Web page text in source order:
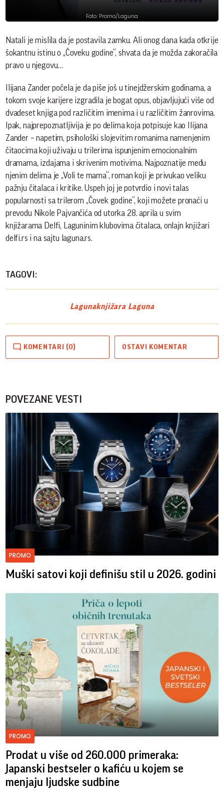
Foto: Promo/Laguna
Natali je mislila da je postavila zamku. Ali onog dana kada otkrije
šokantnu istinu o „Čoveku godine“, shvata da je možda zakoračila
pravo u njegovu…
Ilijana Zander počela je da piše još u tinejdžerskim godinama, a
tokom svoje karijere izgradila je bogat opus, objavljujući više od
dvadeset knjiga pod različitim imenima i u različitim žanrovima.
Ipak, najprepoznatljivija je po delima koja potpisuje kao Ilijana
Zander – napetim, psihološki slojevitim romanima namenjenim
čitaocima koji uživaju u trilerima ispunjenim emocionalnim
dramama, izdajama i skrivenim motivima. Najpoznatije među
njenim delima je „Voli te mama“, roman koji je privukao veliku
pažnju čitalaca i kritike. Uspeh joj je potvrdio i novi talas
popularnosti sa trilerom „Čovek godine“, koji možete pronaći u
prevodu Nikole Pajvančića od utorka 28. aprila u svim
knjižarama Delfi, Laguninim klubovima čitalaca, onlajn knjižari
delfi.rs i na sajtu laguna.rs.
TAGOVI:
Lagunaknjižara Laguna
KOMENTARI (0) OSTAVI KOMENTAR
POVEZANE VESTI
PROMO
Muški satovi koji definišu stil u 2026. godini
PROMO
Prodat u više od 260.000 primeraka:
Japanski bestseler o kafiću u kojem se
menjaju ljudske sudbine